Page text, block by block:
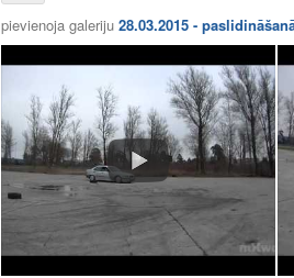
pievienoja galeriju 28.03.2015 -